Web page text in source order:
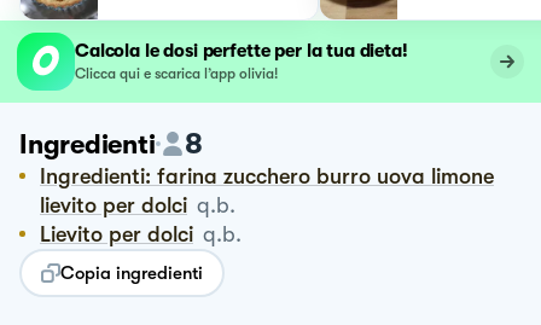
Calcola le dosi perfette per la tua dieta!
Clicca qui e scarica l’app olivia!
Ingredienti 8
Ingredienti: farina zucchero burro uova limone
lievito per dolci q.b.
Lievito per dolci q.b.
Copia ingredienti